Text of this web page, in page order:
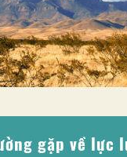
gặp về lực